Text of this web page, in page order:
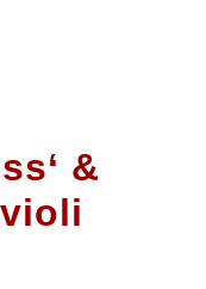
&